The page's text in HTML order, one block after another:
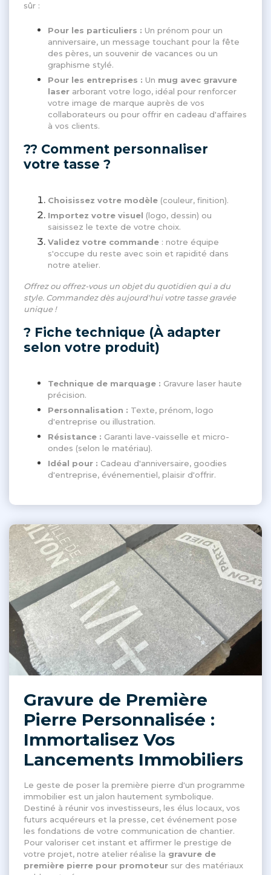
sûr :
Pour les particuliers : Un prénom pour un
anniversaire, un message touchant pour la fête
des pères, un souvenir de vacances ou un
graphisme stylé.
Pour les entreprises : Un mug avec gravure
laser arborant votre logo, idéal pour renforcer
votre image de marque auprès de vos
collaborateurs ou pour offrir en cadeau d'affaires
à vos clients.
?? Comment personnaliser
votre tasse ?
Choisissez votre modèle (couleur, finition).
Importez votre visuel (logo, dessin) ou
saisissez le texte de votre choix.
Validez votre commande : notre équipe
s'occupe du reste avec soin et rapidité dans
notre atelier.
Offrez ou offrez-vous un objet du quotidien qui a du
style. Commandez dès aujourd'hui votre tasse gravée
unique !
? Fiche technique (À adapter
selon votre produit)
Technique de marquage : Gravure laser haute
précision.
Personnalisation : Texte, prénom, logo
d'entreprise ou illustration.
Résistance : Garanti lave-vaisselle et micro-
ondes (selon le matériau).
Idéal pour : Cadeau d'anniversaire, goodies
d'entreprise, événementiel, plaisir d'offrir.
Gravure de Première
Pierre Personnalisée :
Immortalisez Vos
Lancements Immobiliers
Le geste de poser la première pierre d'un programme
immobilier est un jalon hautement symbolique.
Destiné à réunir vos investisseurs, les élus locaux, vos
futurs acquéreurs et la presse, cet événement pose
les fondations de votre communication de chantier.
Pour valoriser cet instant et affirmer le prestige de
votre projet, notre atelier réalise la gravure de
première pierre pour promoteur sur des matériaux